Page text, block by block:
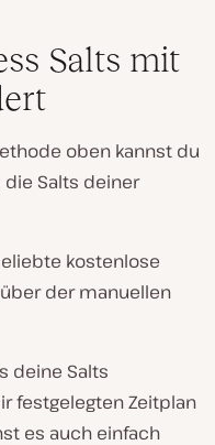
Salts mit
oben kannst du
Salts deiner
kostenlose
der manuellen
deine Salts
festgelegten Zeitplan
es auch einfach